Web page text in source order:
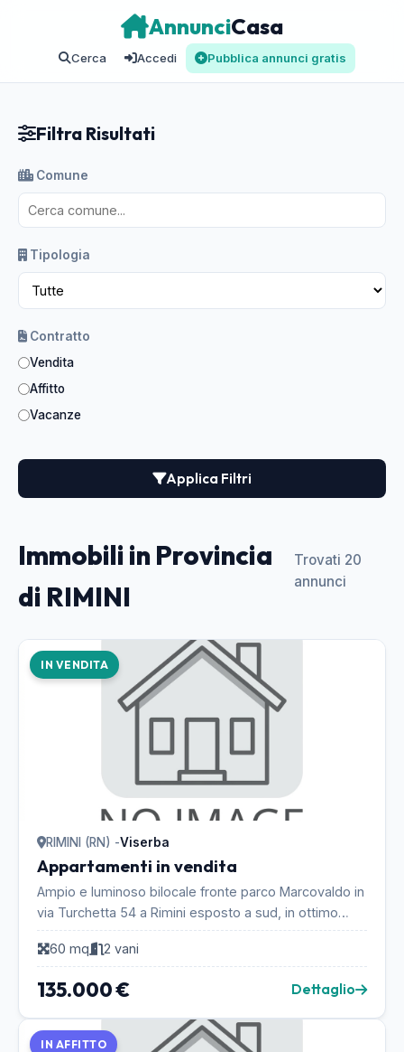
AnnunciCasa
Cerca Accedi Pubblica annunci gratis
Filtra Risultati
Comune
Tipologia
Contratto
Vendita
Affitto
Vacanze
Applica Filtri
Immobili in Provincia
di RIMINI
Trovati 20
annunci
IN VENDITA
RIMINI (RN) -Viserba
Appartamenti in vendita
Ampio e luminoso bilocale fronte parco Marcovaldo in
via Turchetta 54 a Rimini esposto a sud, in ottimo
stato. Ampio soggiorno con parete cottura, di...
60 mq
2 vani
135.000 € Dettaglio
IN AFFITTO